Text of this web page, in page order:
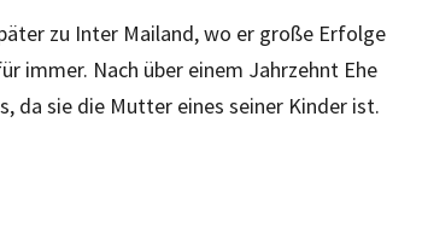
zu Inter Mailand, wo er große Erfolge
immer. Nach über einem Jahrzehnt Ehe
da sie die Mutter eines seiner Kinder ist.